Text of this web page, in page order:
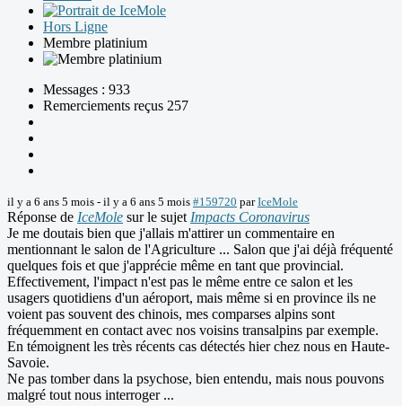
Hors Ligne
Membre platinium
Messages : 933
Remerciements reçus 257
il y a 6 ans 5 mois - il y a 6 ans 5 mois #159720 parIceMole
Réponse de IceMole sur le sujet Impacts Coronavirus
Je me doutais bien que j'allais m'attirer un commentaire en
mentionnant le salon de l'Agriculture ... Salon que j'ai déjà fréquenté
quelques fois et que j'apprécie même en tant que provincial.
Effectivement, l'impact n'est pas le même entre ce salon et les
usagers quotidiens d'un aéroport, mais même si en province ils ne
voient pas souvent des chinois, mes comparses alpins sont
fréquemment en contact avec nos voisins transalpins par exemple.
En témoignent les très récents cas détectés hier chez nous en Haute-
Savoie.
Ne pas tomber dans la psychose, bien entendu, mais nous pouvons
malgré tout nous interroger ...